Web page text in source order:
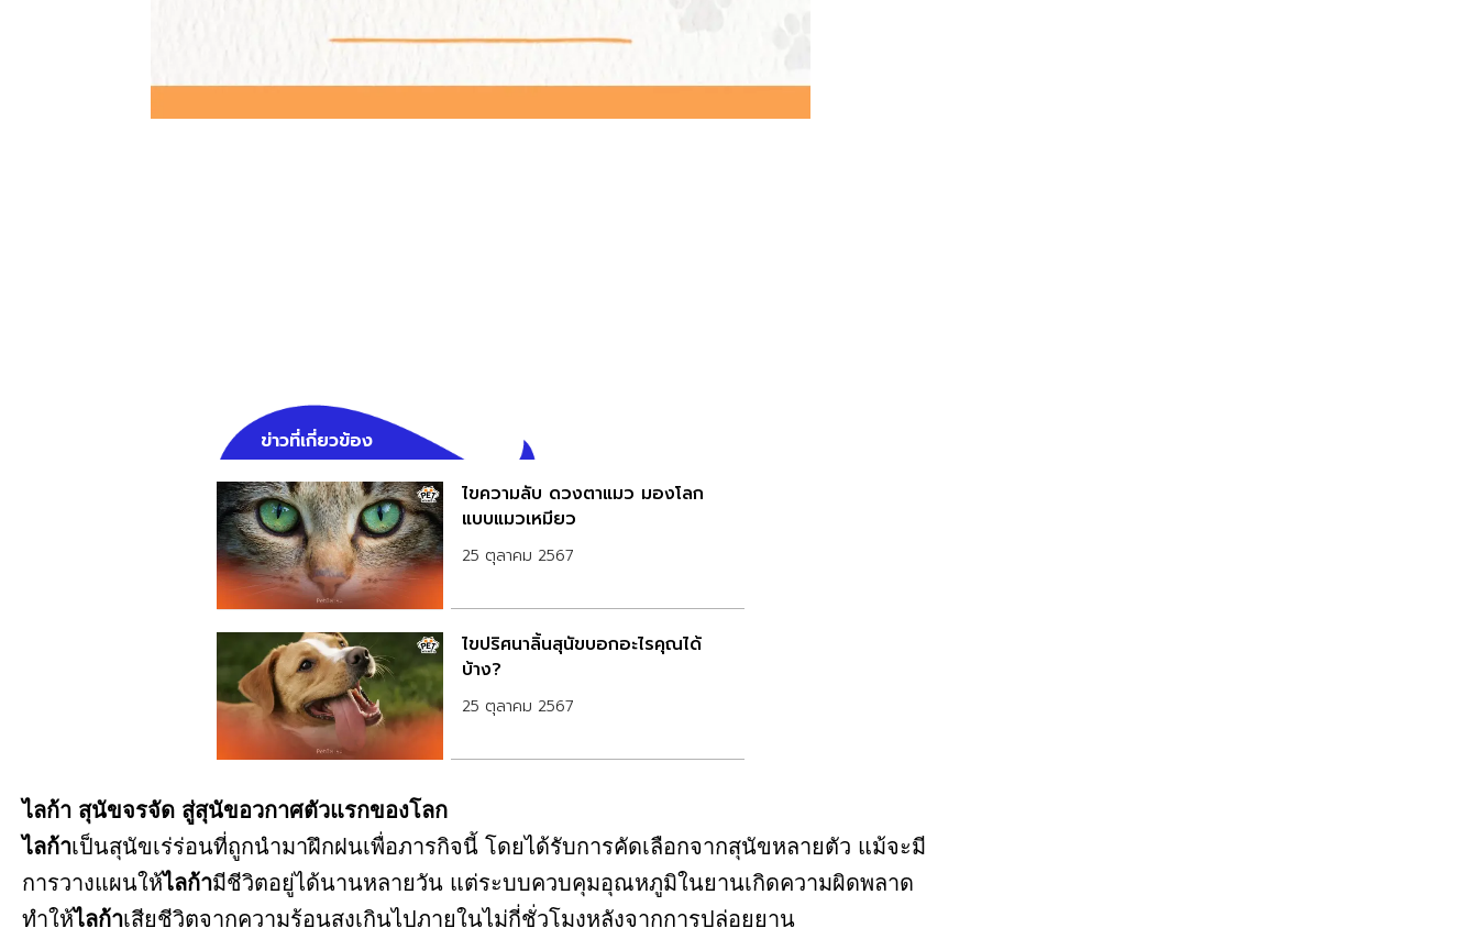
ข่าวที่เกี่ยวข้อง
ไขความลับ ดวงตาแมว มองโลก
แบบแมวเหมียว
25 ตุลาคม 2567
ไขปริศนาลิ้นสุนัขบอกอะไรคุณได้
บ้าง?
25 ตุลาคม 2567
ไลก้า สุนัขจรจัด สู่สุนัขอวกาศตัวแรกของโลก
ไลก้าเป็นสุนัขเร่ร่อนที่ถูกนำมาฝึกฝนเพื่อภารกิจนี้ โดยได้รับการคัดเลือกจากสุนัขหลายตัว แม้จะมี
การวางแผนให้ไลก้ามีชีวิตอยู่ได้นานหลายวัน แต่ระบบควบคุมอุณหภูมิในยานเกิดความผิดพลาด
ทำให้ไลก้าเสียชีวิตจากความร้อนสูงเกินไปภายในไม่กี่ชั่วโมงหลังจากการปล่อยยาน